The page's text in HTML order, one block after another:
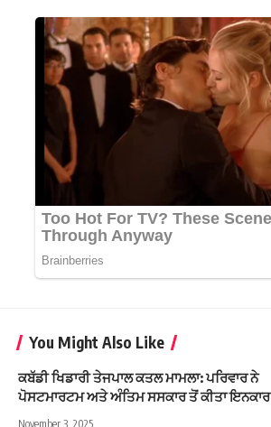
You Might Also Like
ਕਬੱਡੀ ਖਿਡਾਰੀ ਤੇਜਪਾਲ ਕਤਲ ਮਾਮਲਾ: ਪਰਿਵਾਰ ਨੇ
ਪੋਸਟਮਾਰਟਮ ਅਤੇ ਅੰਤਿਮ ਸਸਕਾਰ ਤੋਂ ਕੀਤਾ ਇਨਕਾਰ
November 3, 2025